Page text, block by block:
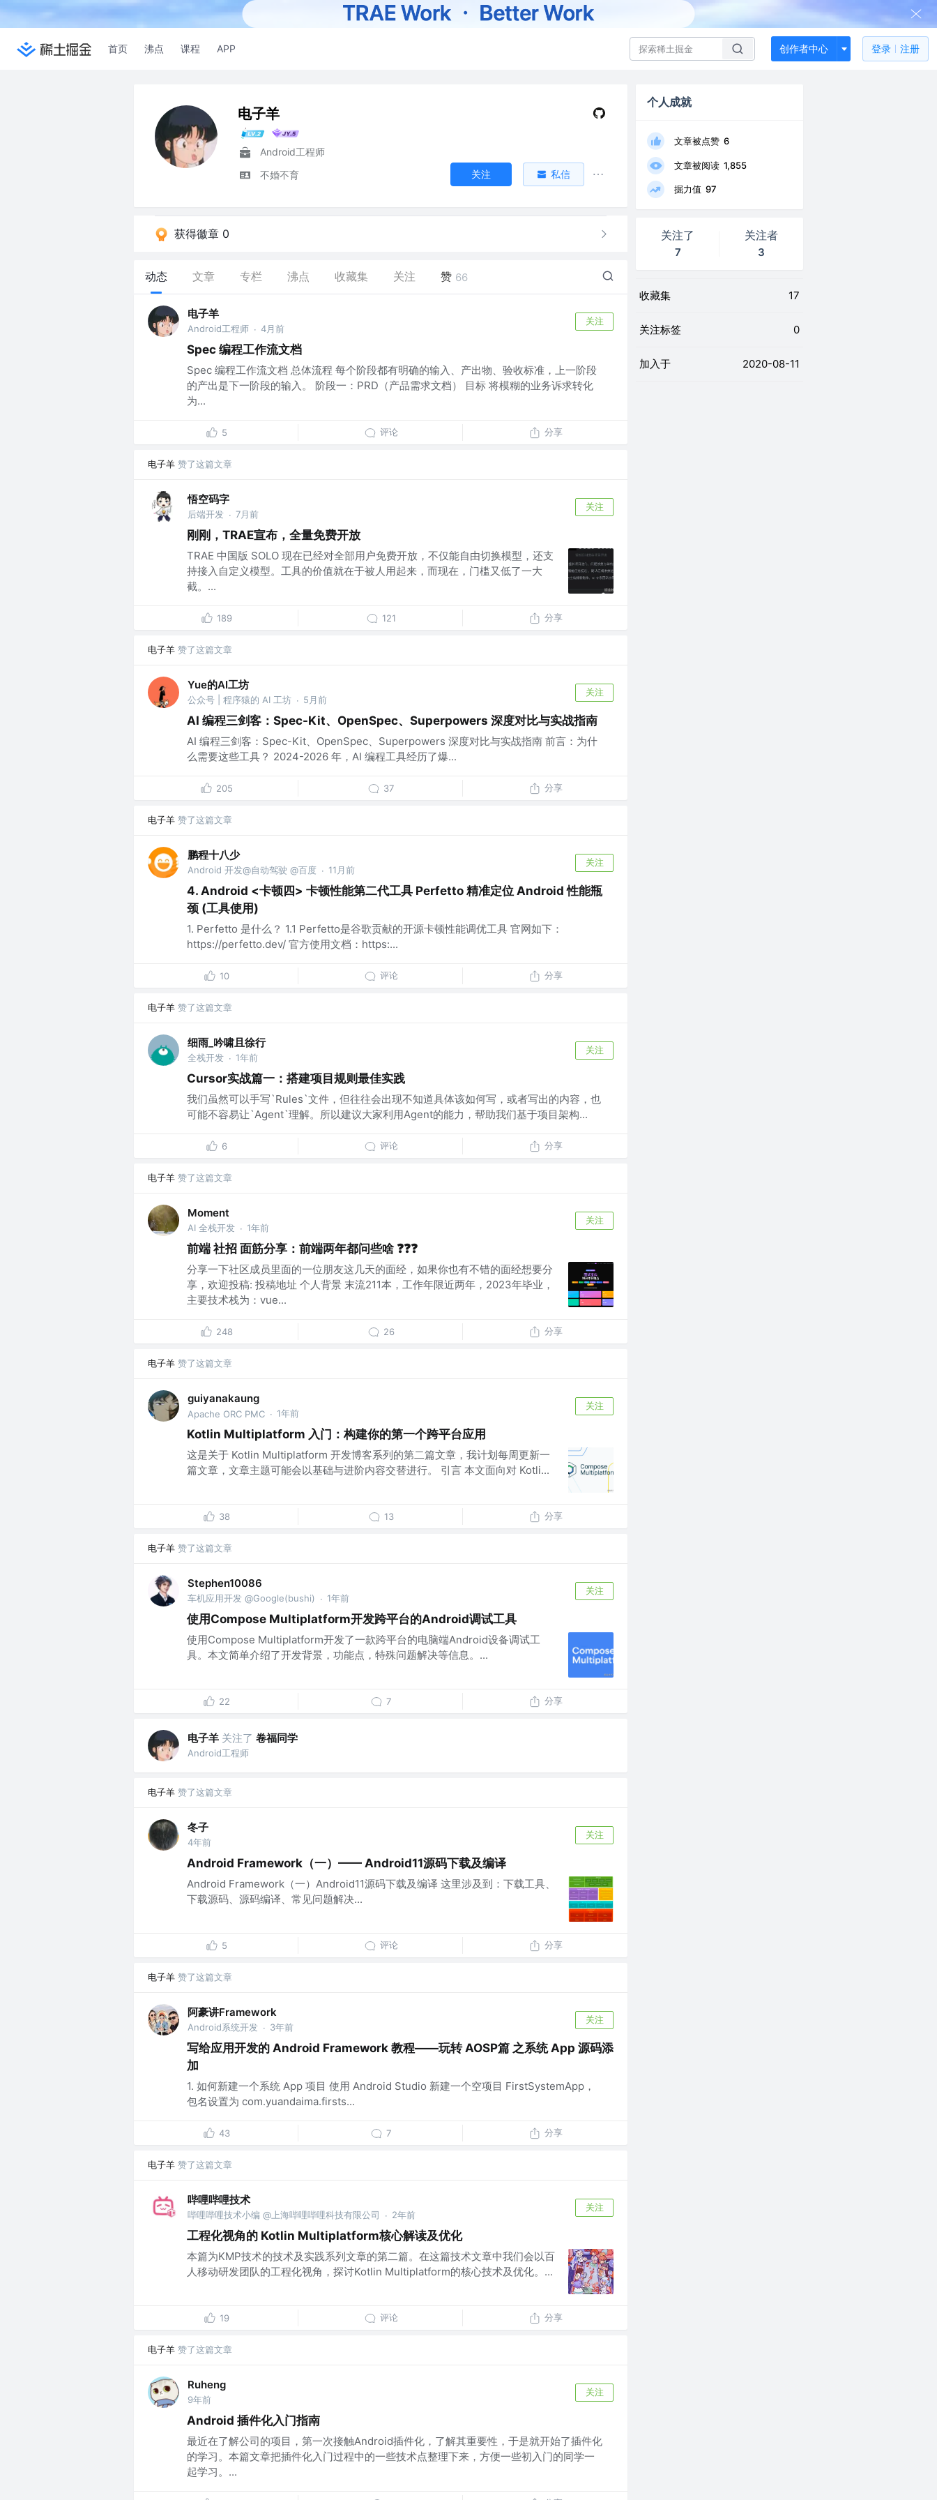
首页 沸点 课程 APP 创作者中心 登录 注册
电子羊
Android工程师
不婚不育
关注 私信
获得徽章 0
动态 文章 专栏 沸点 收藏集 关注 赞 66
电子羊
Android工程师 · 4月前
关注
Spec 编程工作流文档
Spec 编程工作流文档 总体流程 每个阶段都有明确的输入、产出物、验收标准，上一阶段
的产出是下一阶段的输入。 阶段一：PRD（产品需求文档） 目标 将模糊的业务诉求转化
为...
5 评论 分享
电子羊 赞了这篇文章
悟空码字
后端开发 · 7月前
关注
刚刚，TRAE宣布，全量免费开放
TRAE 中国版 SOLO 现在已经对全部用户免费开放，不仅能自由切换模型，还支
持接入自定义模型。工具的价值就在于被人用起来，而现在，门槛又低了一大
截。...
189 121 分享
电子羊 赞了这篇文章
Yue的AI工坊
公众号 | 程序猿的 AI 工坊 · 5月前
关注
AI 编程三剑客：Spec-Kit、OpenSpec、Superpowers 深度对比与实战指南
AI 编程三剑客：Spec-Kit、OpenSpec、Superpowers 深度对比与实战指南 前言：为什
么需要这些工具？ 2024-2026 年，AI 编程工具经历了爆...
205 37 分享
电子羊 赞了这篇文章
鹏程十八少
Android 开发@自动驾驶 @百度 · 11月前
关注
4. Android <卡顿四> 卡顿性能第二代工具 Perfetto 精准定位 Android 性能瓶
颈 (工具使用)
1. Perfetto 是什么？ 1.1 Perfetto是谷歌贡献的开源卡顿性能调优工具 官网如下：
https://perfetto.dev/ 官方使用文档：https:...
10 评论 分享
电子羊 赞了这篇文章
细雨_吟啸且徐行
全栈开发 · 1年前
关注
Cursor实战篇一：搭建项目规则最佳实践
我们虽然可以手写`Rules`文件，但往往会出现不知道具体该如何写，或者写出的内容，也
可能不容易让`Agent`理解。所以建议大家利用Agent的能力，帮助我们基于项目架构...
6 评论 分享
电子羊 赞了这篇文章
Moment
AI 全栈开发 · 1年前
关注
前端 社招 面筋分享：前端两年都问些啥 ❓️❓️❓️
分享一下社区成员里面的一位朋友这几天的面经，如果你也有不错的面经想要分
享，欢迎投稿: 投稿地址 个人背景 末流211本，工作年限近两年，2023年毕业，
主要技术栈为：vue...
248 26 分享
电子羊 赞了这篇文章
guiyanakaung
Apache ORC PMC · 1年前
关注
Kotlin Multiplatform 入门：构建你的第一个跨平台应用
这是关于 Kotlin Multiplatform 开发博客系列的第二篇文章，我计划每周更新一
篇文章，文章主题可能会以基础与进阶内容交替进行。 引言 本文面向对 Kotli...
38 13 分享
电子羊 赞了这篇文章
Stephen10086
车机应用开发 @Google(bushi) · 1年前
关注
使用Compose Multiplatform开发跨平台的Android调试工具
使用Compose Multiplatform开发了一款跨平台的电脑端Android设备调试工
具。本文简单介绍了开发背景，功能点，特殊问题解决等信息。...
22 7 分享
电子羊 关注了 卷福同学
Android工程师
电子羊 赞了这篇文章
冬子
4年前
关注
Android Framework（一）—— Android11源码下载及编译
Android Framework（一）Android11源码下载及编译 这里涉及到：下载工具、
下载源码、源码编译、常见问题解决...
5 评论 分享
电子羊 赞了这篇文章
阿豪讲Framework
Android系统开发 · 3年前
关注
写给应用开发的 Android Framework 教程——玩转 AOSP篇 之系统 App 源码添
加
1. 如何新建一个系统 App 项目 使用 Android Studio 新建一个空项目 FirstSystemApp，
包名设置为 com.yuandaima.firsts...
43 7 分享
电子羊 赞了这篇文章
哔哩哔哩技术
哔哩哔哩技术小编 @上海哔哩哔哩科技有限公司 · 2年前
关注
工程化视角的 Kotlin Multiplatform核心解读及优化
本篇为KMP技术的技术及实践系列文章的第二篇。在这篇技术文章中我们会以百
人移动研发团队的工程化视角，探讨Kotlin Multiplatform的核心技术及优化。...
19 评论 分享
电子羊 赞了这篇文章
Ruheng
9年前
关注
Android 插件化入门指南
最近在了解公司的项目，第一次接触Android插件化，了解其重要性，于是就开始了插件化
的学习。本篇文章把插件化入门过程中的一些技术点整理下来，方便一些初入门的同学一
起学习。...
个人成就
文章被点赞 6
文章被阅读 1,855
掘力值 97
关注了
7
关注者
3
收藏集 17
关注标签 0
加入于 2020-08-11